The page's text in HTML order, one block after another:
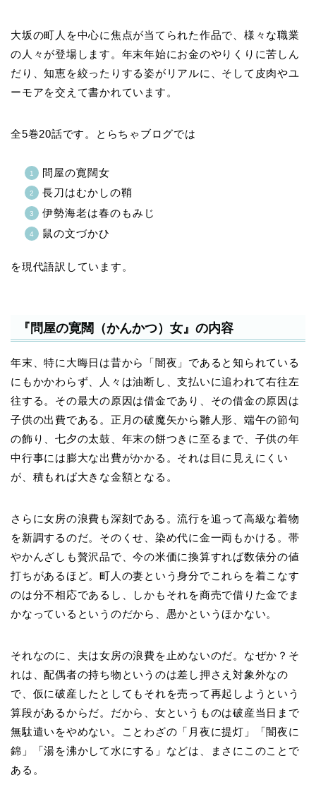
大坂の町人を中心に焦点が当てられた作品で、様々な職業
の人々が登場します。年末年始にお金のやりくりに苦しん
だり、知恵を絞ったりする姿がリアルに、そして皮肉やユ
ーモアを交えて書かれています。
全5巻20話です。とらちゃブログでは
問屋の寛闊女
長刀はむかしの鞘
伊勢海老は春のもみじ
鼠の文づかひ
を現代語訳しています。
『問屋の寛闊（かんかつ）女』の内容
年末、特に大晦日は昔から「闇夜」であると知られている
にもかかわらず、人々は油断し、支払いに追われて右往左
往する。その最大の原因は借金であり、その借金の原因は
子供の出費である。正月の破魔矢から雛人形、端午の節句
の飾り、七夕の太鼓、年末の餅つきに至るまで、子供の年
中行事には膨大な出費がかかる。それは目に見えにくい
が、積もれば大きな金額となる。
さらに女房の浪費も深刻である。流行を追って高級な着物
を新調するのだ。そのくせ、染め代に金一両もかける。帯
やかんざしも贅沢品で、今の米価に換算すれば数俵分の値
打ちがあるほど。町人の妻という身分でこれらを着こなす
のは分不相応であるし、しかもそれを商売で借りた金でま
かなっているというのだから、愚かというほかない。
それなのに、夫は女房の浪費を止めないのだ。なぜか？そ
れは、配偶者の持ち物というのは差し押さえ対象外なの
で、仮に破産したとしてもそれを売って再起しようという
算段があるからだ。だから、女というものは破産当日まで
無駄遣いをやめない。ことわざの「月夜に提灯」「闇夜に
錦」「湯を沸かして水にする」などは、まさにこのことで
ある。